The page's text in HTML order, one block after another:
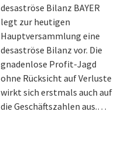
desaströse Bilanz BAYER
legt zur heutigen
Hauptversammlung eine
desaströse Bilanz vor. Die
gnadenlose Profit-Jagd
ohne Rücksicht auf Verluste
wirkt sich erstmals auch auf
die Geschäftszahlen aus.…